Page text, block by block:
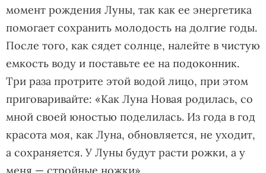
момент рождения Луны, так как ее энергетика
помогает сохранить молодость на долгие годы.
После того, как сядет солнце, налейте в чистую
емкость воду и поставьте ее на подоконник.
Три раза протрите этой водой лицо, при этом
приговаривайте: «Как Луна Новая родилась, со
мной своей юностью поделилась. Из года в год
красота моя, как Луна, обновляется, не уходит,
а сохраняется. У Луны будут расти рожки, а у